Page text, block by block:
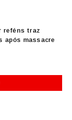
reféns traz
após massacre